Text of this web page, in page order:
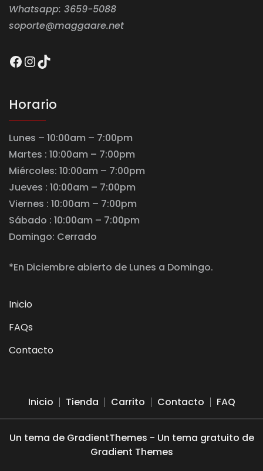
Whatsapp: 3659-5088
soporte@maggaare.net
Facebook
Instagram
TikTok
Horario
Lunes – 10:00am – 7:00pm
Martes : 10:00am – 7:00pm
Miércoles: 10:00am – 7:00pm
Jueves : 10:00am – 7:00pm
Viernes : 10:00am – 7:00pm
Sábado : 10:00am – 7:00pm
Domingo: Cerrado
*En Diciembre abierto de Lunes a Domingo.
Inicio
FAQs
Contacto
Inicio Tienda Carrito Contacto FAQ
Un tema de GradientThemes - Un tema gratuito de
Gradient Themes